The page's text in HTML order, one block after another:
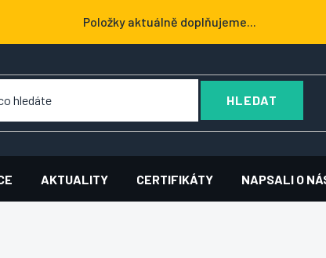
Položky aktuálně doplňujeme...
HLEDAT
AKTUALITY CERTIFIKÁTY NAPSALI O